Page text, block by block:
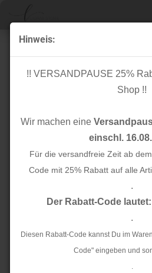
Hinweis:
!! VERSANDPAUSE 25%
Shop !!
Wir machen eine
einschl.
Für die versandfreie Zeit ab
Code mit 25% Rabatt auf alle
.
Der Rabatt-Code
.
Diesen Rabatt-Code kannst Du im
Code" eingeben und
.
Kosmetiktasche - Okina Hana -
Design